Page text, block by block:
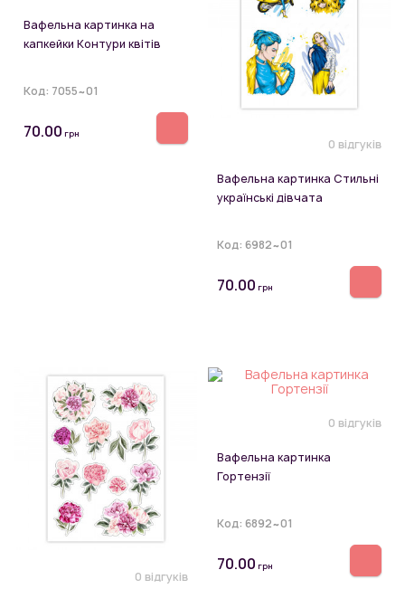
Вафельна картинка на
капкейки Контури квітів
Код: 7055~01
70.00 грн
0 відгуків
Вафельна картинка Стильні
українські дівчата
Код: 6982~01
70.00 грн
0 відгуків
0 відгуків
Вафельна картинка
Гортензії
Код: 6892~01
70.00 грн